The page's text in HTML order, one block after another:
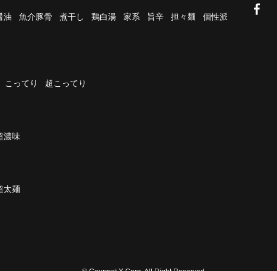
油 魚介豚骨 煮干し 鶏白湯 家系 旨辛 担々麺
個性派
こってり 超こってり
濃味
太麺